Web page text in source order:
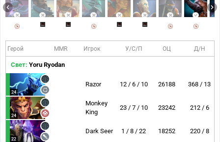
Герой MMR Игрок У/С/П ОЦ Д/Н
Свет: Yoru Ryodan
24
Razor 12 / 6 / 10 26188 368 / 13
24
Monkey
King
23 / 7 / 10 23242 212 / 6
22
Dark Seer 1 / 8 / 22 18252 220 / 8